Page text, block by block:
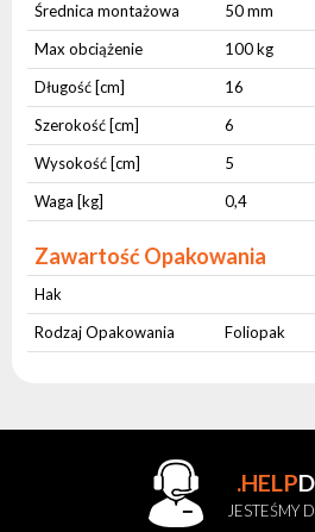
Średnica montażowa
50 mm
Max obciążenie
100 kg
Długość [cm]
16
Szerokość [cm]
6
Wysokość [cm]
5
Waga [kg]
0,4
Zawartość Opakowania
Hak
Rodzaj Opakowania
Foliopak
.HELP
JESTEŚMY